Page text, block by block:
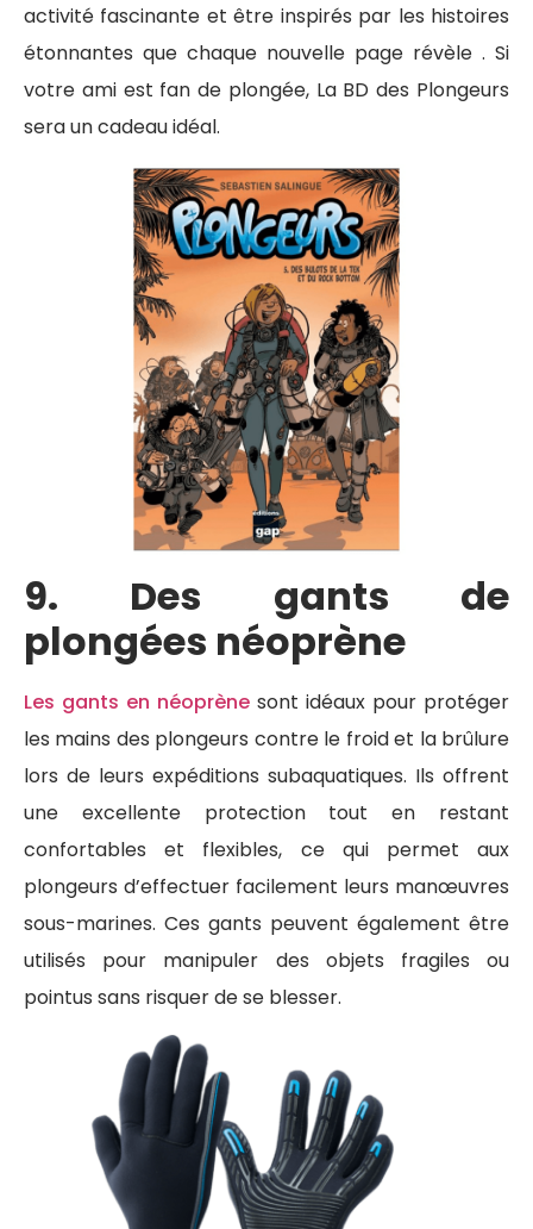
activité fascinante et être inspirés par les histoires
étonnantes que chaque nouvelle page révèle . Si
votre ami est fan de plongée, La BD des Plongeurs
sera un cadeau idéal.
9. Des gants de
plongées néoprène
Les gants en néoprène sont idéaux pour protéger
les mains des plongeurs contre le froid et la brûlure
lors de leurs expéditions subaquatiques. Ils offrent
une excellente protection tout en restant
confortables et flexibles, ce qui permet aux
plongeurs d’effectuer facilement leurs manœuvres
sous-marines. Ces gants peuvent également être
utilisés pour manipuler des objets fragiles ou
pointus sans risquer de se blesser.